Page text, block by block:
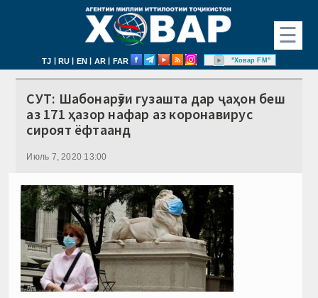
☰
TJ | RU | EN | AR | FAR "Ховар FM"
СУТ: Шабонарӯзи гузашта дар ҷаҳон беш
аз 171 ҳазор нафар аз коронавирус
сироят ёфтаанд
Июль 7, 2020 13:00